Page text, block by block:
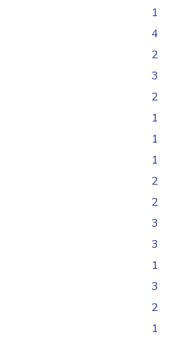
1
4
2
3
2
1
1
1
2
2
3
3
1
3
2
1